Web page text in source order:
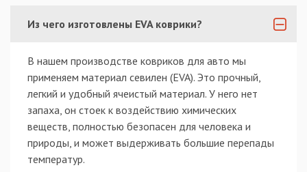
Из чего изготовлены EVA коврики?
В нашем производстве ковриков для авто мы
применяем материал севилен (EVA). Это прочный,
легкий и удобный ячеистый материал. У него нет
запаха, он стоек к воздействию химических
веществ, полностью безопасен для человека и
природы, и может выдерживать большие перепады
температур.